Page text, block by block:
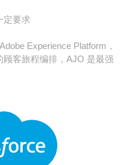
定要求
Experience Platform，
客旅程编排，AJO 是最强